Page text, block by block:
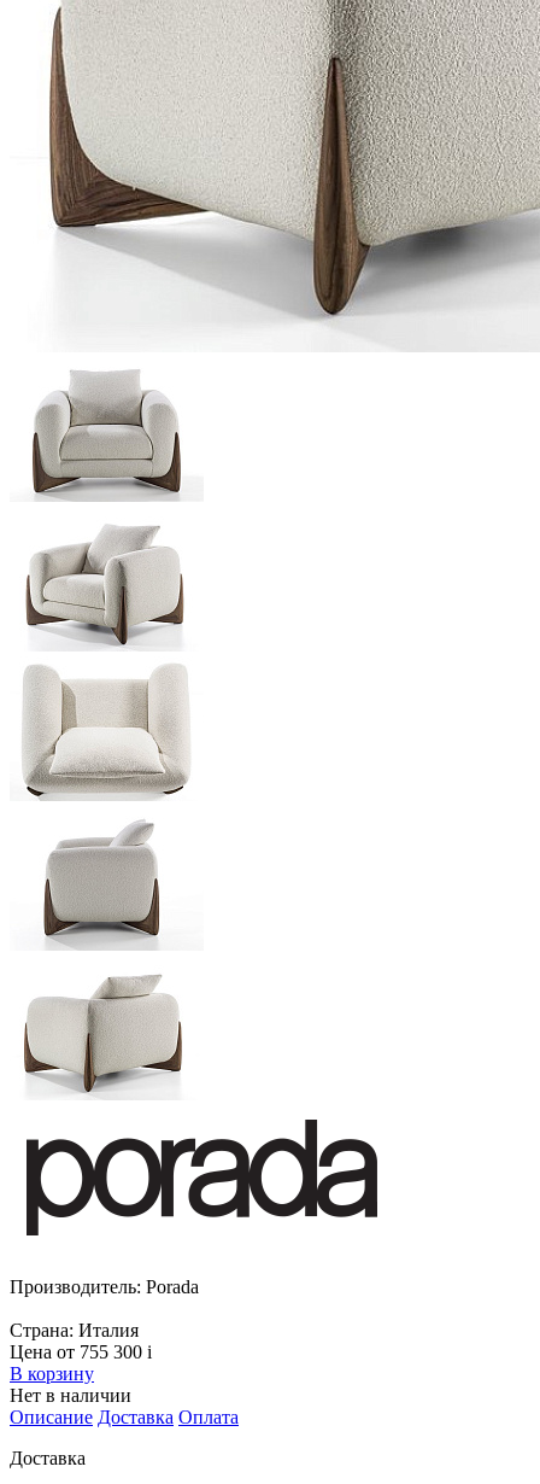
Производитель: Porada
Страна: Италия
Цена от 755 300 i
В корзину
Нет в наличии
Описание Доставка Оплата
Доставка